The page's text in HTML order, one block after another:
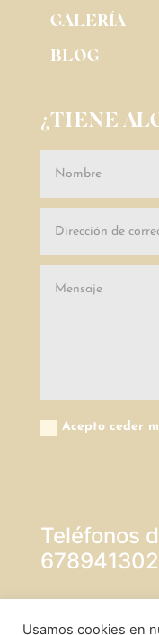
GALERÍA
BLOG
¿TIENE
Acepto ceder
Teléfonos
PROTECCIÓN
Usamos cookies en